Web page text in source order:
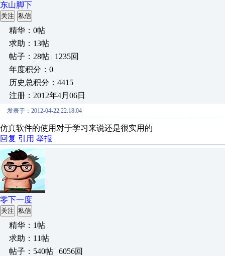
东山脚下
关注 私信
精华：0帖
求助：13帖
帖子：28帖 | 1235回
年度积分：0
历史总积分：4415
注册：2012年4月06日
发表于：2012-04-22 22:18:04
仿真软件的使用对于学习来说还是很实用的
回复 引用 举报
零下一度
关注 私信
精华：1帖
求助：11帖
帖子：540帖 | 6056回